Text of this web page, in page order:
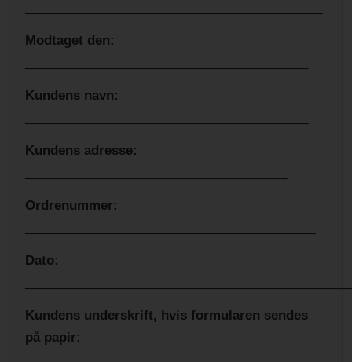
Modtaget den:
Kundens navn:
Kundens adresse:
Ordrenummer:
Dato:
Kundens underskrift, hvis formularen sendes
på papir: